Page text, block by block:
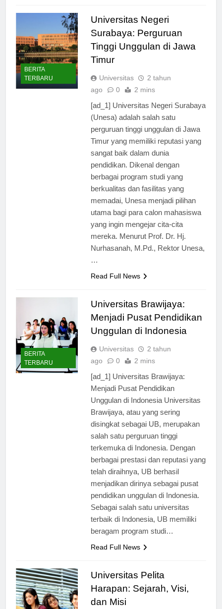
BERITA
TERBARU
Universitas Negeri
Surabaya: Perguruan
Tinggi Unggulan di Jawa
Universitas
2 tahun
[ad_1] Universitas Negeri Surabaya
(Unesa) adalah salah satu
perguruan tinggi unggulan di Jawa
Timur yang memiliki reputasi yang
sangat baik dalam dunia
pendidikan. Dikenal dengan
berbagai program studi yang
berkualitas dan fasilitas yang
memadai, Unesa menjadi pilihan
utama bagi para calon mahasiswa
yang ingin mengejar cita-cita
mereka. Menurut Prof. Dr. Hj.
BERITA
TERBARU
Universitas Brawijaya:
Menjadi Pusat Pendidikan
Unggulan di Indonesia
Universitas
2 tahun
[ad_1] Universitas Brawijaya:
Menjadi Pusat Pendidikan
Unggulan di Indonesia Universitas
Brawijaya, atau yang sering
disingkat sebagai UB, merupakan
salah satu perguruan tinggi
terkemuka di Indonesia. Dengan
berbagai prestasi dan reputasi yang
telah diraihnya, UB berhasil
menjadikan dirinya sebagai pusat
pendidikan unggulan di Indonesia.
Sebagai salah satu universitas
terbaik di Indonesia, UB memiliki
Universitas Pelita
Harapan: Sejarah, Visi,